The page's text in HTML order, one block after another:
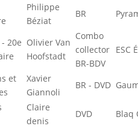
Philippe
Béziat
BR
20e Olivier Van
Hoofstadt
Combo
collector
BR-BDV
ESC
et
Xavier
Giannoli
BR - DVD
Claire
denis
DVD Blaq